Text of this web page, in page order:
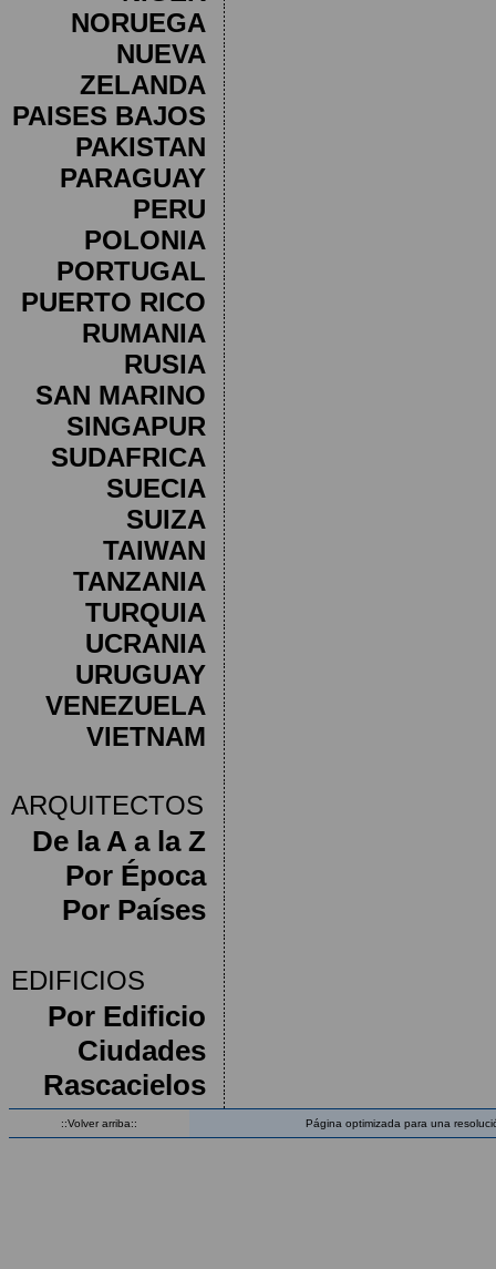
NORUEGA
NUEVA
ZELANDA
PAISES BAJOS
PAKISTAN
PARAGUAY
PERU
POLONIA
PORTUGAL
PUERTO RICO
RUMANIA
RUSIA
SAN MARINO
SINGAPUR
SUDAFRICA
SUECIA
SUIZA
TAIWAN
TANZANIA
TURQUIA
UCRANIA
URUGUAY
VENEZUELA
VIETNAM
ARQUITECTOS
De la A a la Z
Por Época
Por Países
EDIFICIOS
Por Edificio
Ciudades
Rascacielos
::Volver arriba:: Página optimizada para una